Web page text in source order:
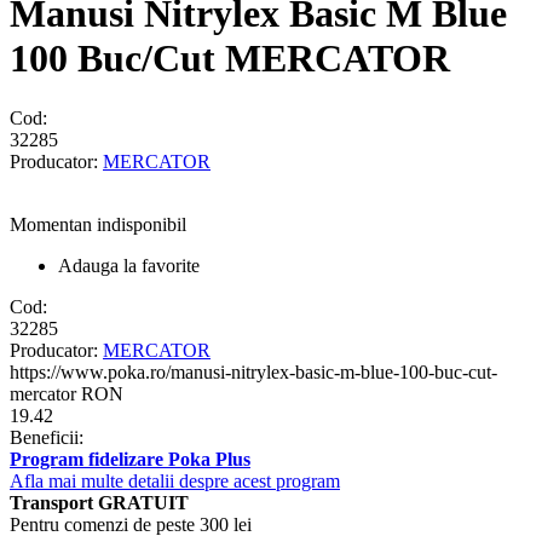
Manusi Nitrylex Basic M Blue
100 Buc/Cut MERCATOR
Cod:
32285
Producator: MERCATOR
Momentan indisponibil
Adauga la favorite
Cod:
32285
Producator: MERCATOR
https://www.poka.ro/manusi-nitrylex-basic-m-blue-100-buc-cut-
mercator RON
19.42
Beneficii:
Program fidelizare Poka Plus
Afla mai multe detalii despre acest program
Transport GRATUIT
Pentru comenzi de peste 300 lei